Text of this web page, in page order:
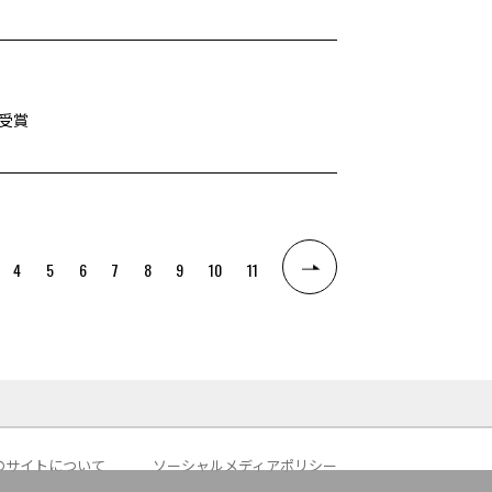
賞
4 5 6 7 8 9 10 11
サイトについて ソーシャルメディアポリシー